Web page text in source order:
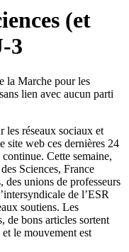
(et
3
la Marche pour les
lien avec aucun parti
les réseaux sociaux et
site web ces dernières 24
Cette semaine,
Sciences, France
unions de professeurs
de l’ESR
soutiens. Les
de bons articles sortent
le mouvement est